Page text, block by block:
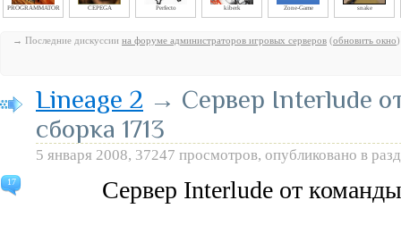
PROGRAMMATOR CEPEGA Perfecto kiberk Zone-Game snake
→ Последние дискуссии на форуме администраторов игровых серверов (обновить окно)
17
Lineage 2 → Сервер Interlude
сборка 1713
5 января 2008, 37247 просмотров, опубликовано в
Сервер Interlude от